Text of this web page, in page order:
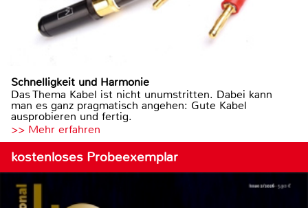
Schnelligkeit und Harmonie
Das Thema Kabel ist nicht unumstritten. Dabei kann
man es ganz pragmatisch angehen: Gute Kabel
ausprobieren und fertig.
>> Mehr erfahren
kostenloses Probeexemplar